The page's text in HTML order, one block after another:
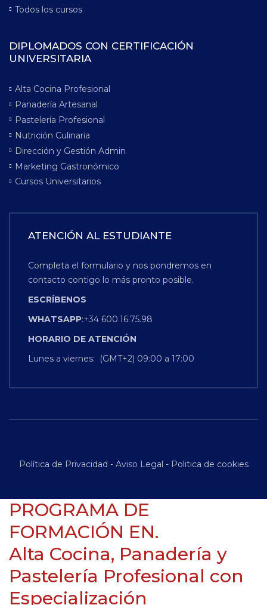
Todos los cursos
DIPLOMADOS CON CERTIFICACIÓN
UNIVERSITARIA
Alta Cocina Profesional
Panadería Artesanal
Pastelería Profesional
Nutrición Culinaria
Dirección y Gestión Admin
Marketing Gastronómico
Cursos Universitarios
ATENCIÓN AL ESTUDIANTE
Completa el formulario y nos pondremos en
contacto contigo lo más pronto posible.
ESCRÍBENOS
WHATSAPP:+34 600.16.75.98
HORARIO DE ATENCIÓN
Lunes a viernes: (GMT+2) 09:00 a 17:00
Política de Privacidad - Aviso Legal - Politica de cookies
PROGRAMA DE
FORMACIÓN EN.
Alta Cocina, Panadería y
Pastelería Profesional con
Especialización